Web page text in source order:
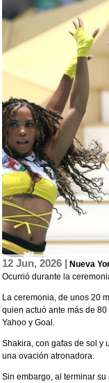
12 Jun, 2026 | Nueva
Ocurrió durante la
La ceremonia, de unos 20
quien actuó ante más de
Yahoo y Goal.
Shakira, con gafas de sol y
una ovación atronadora.
Sin embargo, al terminar